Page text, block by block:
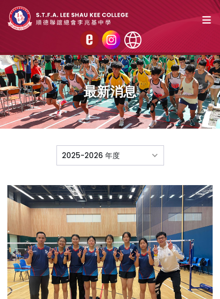
最新消息
2025-2026 年度